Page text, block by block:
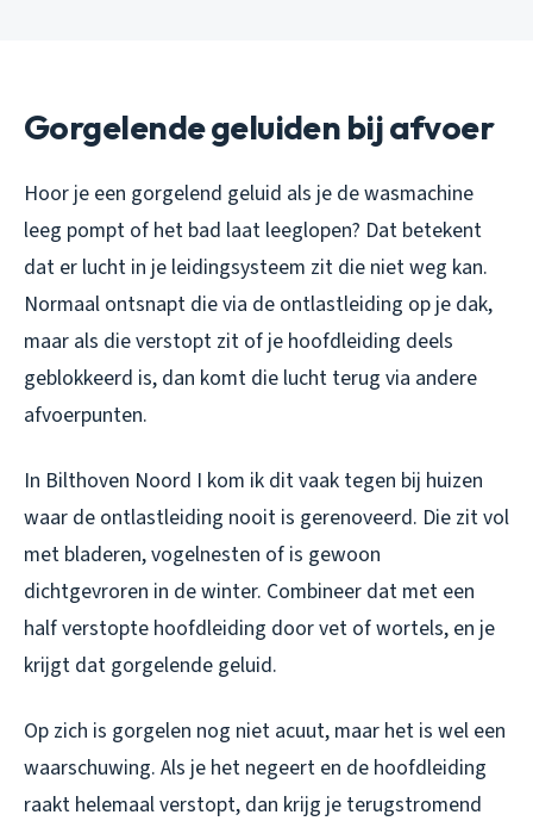
Gorgelende geluiden bij afvoer
Hoor je een gorgelend geluid als je de wasmachine
leeg pompt of het bad laat leeglopen? Dat betekent
dat er lucht in je leidingsysteem zit die niet weg kan.
Normaal ontsnapt die via de ontlastleiding op je dak,
maar als die verstopt zit of je hoofdleiding deels
geblokkeerd is, dan komt die lucht terug via andere
afvoerpunten.
In Bilthoven Noord I kom ik dit vaak tegen bij huizen
waar de ontlastleiding nooit is gerenoveerd. Die zit vol
met bladeren, vogelnesten of is gewoon
dichtgevroren in de winter. Combineer dat met een
half verstopte hoofdleiding door vet of wortels, en je
krijgt dat gorgelende geluid.
Op zich is gorgelen nog niet acuut, maar het is wel een
waarschuwing. Als je het negeert en de hoofdleiding
raakt helemaal verstopt, dan krijg je terugstromend